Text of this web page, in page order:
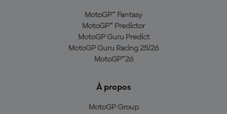
MotoGP™ Fantasy
MotoGP™ Predictor
MotoGP Guru Predict
MotoGP Guru Racing 25/26
MotoGP™26
À propos
MotoGP Group